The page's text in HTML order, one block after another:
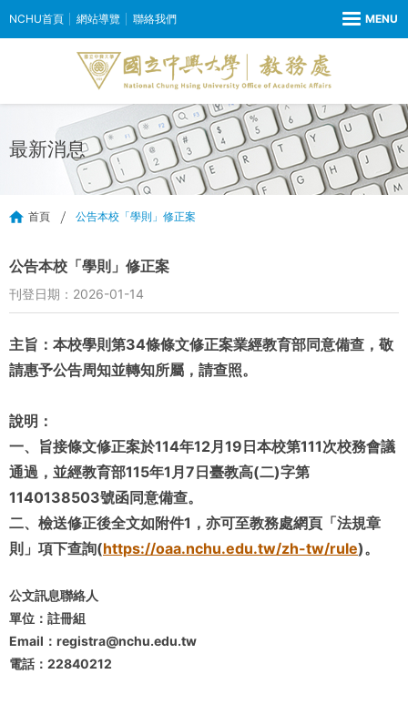
NCHU首頁 網站導覽 聯絡我們
最新消息
首頁 公告本校「學則」修正案
公告本校「學則」修正案
刊登日期：2026-01-14
主旨：本校學則第34條條文修正案業經教育部同意備查，敬
請惠予公告周知並轉知所屬，請查照。
說明：
一、旨接條文修正案於114年12月19日本校第111次校務會議
通過，並經教育部115年1月7日臺教高(二)字第
1140138503號函同意備查。
二、檢送修正後全文如附件1，亦可至教務處網頁「法規章
則」項下查詢(https://oaa.nchu.edu.tw/zh-tw/rule)。
公文訊息聯絡人
單位：註冊組
Email：registra@nchu.edu.tw
電話：22840212